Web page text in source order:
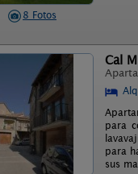
8 Fotos
Cal
para
para
sus